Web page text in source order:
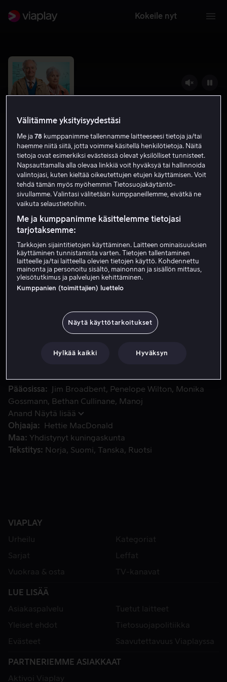
Kokeile nyt
Harold Fryn toiveikas taival
6.8 Draama 2023 1 h 43 min
K-12
Vuokraa 4,99 €
Osta 9,99 €
Katso traileri
Harold Fryn toiveikas taival ei ole tavallinen
Harold Fryn toiveikas taival ei ole tavallinen
sankaritarina. Harold on huomaamaton mies, joka on
epäonnistunut elämässään kaikessa tärkeässä:
Pääosissa Jim Broadbent Penelope Wilton
Monika
Gossmann
Bethan Cullinane
Manoj
Anand
Näytä lisää
Ohjaaja
Hettie MacDonald
Maa
Yhdistynyt kuningaskunta
Tekstitys
Norja Suomi Tanska Ruotsi
VIAPLAY
Urheilu
Kategoriat
Sarjat
Leffat
Vuokraa & osta
TV-kanavat
LUE LISÄÄ
Asiakaspalvelu
Tuetut laitteet
Yleiset ehdot
Tietosuojapolitiikka
Evästeet
Saavutettavuus Viaplayssa
PARTNERIEMME ASIAKKAAT
Aktivoi Viaplay
Välitämme yksityisyydestäsi
Me ja78 kumppanimme tallennamme laitteeseesi tietoja ja/tai
haemme niitä siitä, jotta voimme käsitellä henkilötietoja. Näitä
tietoja ovat esimerkiksi evästeissä olevat yksilölliset tunnisteet.
Napsauttamalla alla olevaa linkkiä voit hyväksyä tai hallinnoida
valintojasi, kuten kieltää oikeutettujen etujen käyttämisen. Voit
tehdä tämän myös myöhemmin Tietosuojakäytäntö-
sivullamme. Valintasi välitetään kumppaneillemme, eivätkä ne
vaikuta selaustietoihin.
Me ja kumppanimme käsittelemme tietojasi
tarjotaksemme:
Tarkkojen sijaintitietojen käyttäminen. Laitteen ominaisuuksien
käyttäminen tunnistamista varten. Tietojen tallentaminen
laitteelle ja/tai laitteella olevien tietojen käyttö. Kohdennettu
mainonta ja personoitu sisältö, mainonnan ja sisällön mittaus,
yleisötutkimus ja palvelujen kehittäminen.
Kumppanien (toimittajien) luettelo
Näytä käyttötarkoitukset
Hylkää kaikki Hyväksyn